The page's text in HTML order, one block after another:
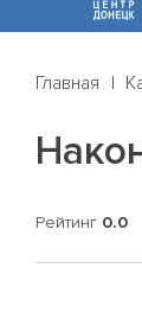
Главная
Рейтинг 0.0